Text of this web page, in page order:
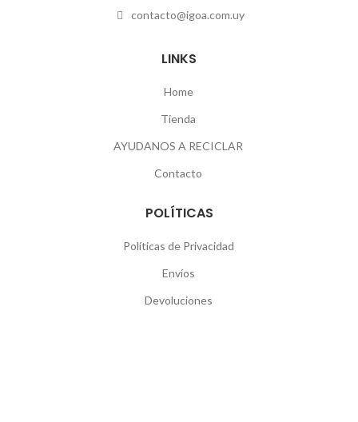
contacto@igoa.com.uy
LINKS
Home
Tienda
AYUDANOS A RECICLAR
Contacto
POLÍTICAS
Políticas de Privacidad
Envíos
Devoluciones